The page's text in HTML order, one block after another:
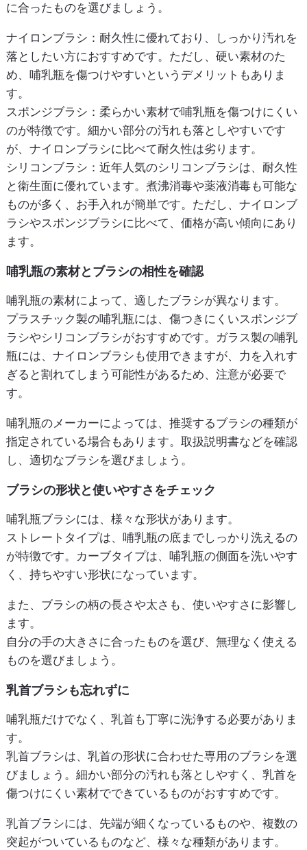
に合ったものを選びましょう。
ナイロンブラシ ：耐久性に優れており、しっかり汚れを
落としたい方におすすめです。ただし、硬い素材のた
め、哺乳瓶を傷つけやすいというデメリットもありま
す。
スポンジブラシ ：柔らかい素材で哺乳瓶を傷つけにくい
のが特徴です。細かい部分の汚れも落としやすいです
が、ナイロンブラシに比べて耐久性は劣ります。
シリコンブラシ ：近年人気のシリコンブラシは、耐久性
と衛生面に優れています。煮沸消毒や薬液消毒も可能な
ものが多く、お手入れが簡単です。ただし、ナイロンブ
ラシやスポンジブラシに比べて、価格が高い傾向にあり
ます。
哺乳瓶の素材とブラシの相性を確認
哺乳瓶の素材によって、適したブラシが異なります。
プラスチック製の哺乳瓶には、傷つきにくいスポンジブ
ラシやシリコンブラシがおすすめです。ガラス製の哺乳
瓶には、ナイロンブラシも使用できますが、力を入れす
ぎると割れてしまう可能性があるため、注意が必要で
す。
哺乳瓶のメーカーによっては、推奨するブラシの種類が
指定されている場合もあります。取扱説明書などを確認
し、適切なブラシを選びましょう。
ブラシの形状と使いやすさをチェック
哺乳瓶ブラシには、様々な形状があります。
ストレートタイプは、哺乳瓶の底までしっかり洗えるの
が特徴です。カーブタイプは、哺乳瓶の側面を洗いやす
く、持ちやすい形状になっています。
また、ブラシの柄の長さや太さも、使いやすさに影響し
ます。
自分の手の大きさに合ったものを選び、無理なく使える
ものを選びましょう。
乳首ブラシも忘れずに
哺乳瓶だけでなく、乳首も丁寧に洗浄する必要がありま
す。
乳首ブラシは、乳首の形状に合わせた専用のブラシを選
びましょう。細かい部分の汚れも落としやすく、乳首を
傷つけにくい素材でできているものがおすすめです。
乳首ブラシには、先端が細くなっているものや、複数の
突起がついているものなど、様々な種類があります。